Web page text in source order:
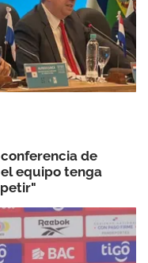
de
equipo tenga